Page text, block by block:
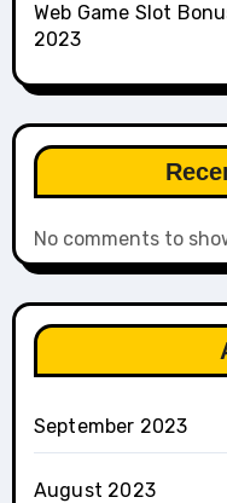
Web Game Slot
2023
No comments to
September 2023
August 2023